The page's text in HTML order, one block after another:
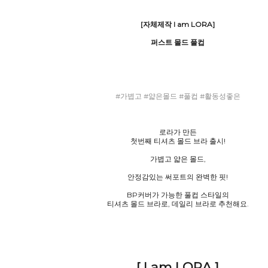
[자체제작 I am LORA]
퍼스트 몰드 풀컵
#가볍고 #얇은몰드 #풀컵 #활동성좋은
로라가 만든
첫번째 티셔츠 몰드 브라 출시!
가볍고 얇은 몰드,
안정감있는 써포트의 완벽한 핏!
BP커버가 가능한 풀컵 스타일의
티셔츠 몰드 브라로, 데일리 브라로 추천해요.